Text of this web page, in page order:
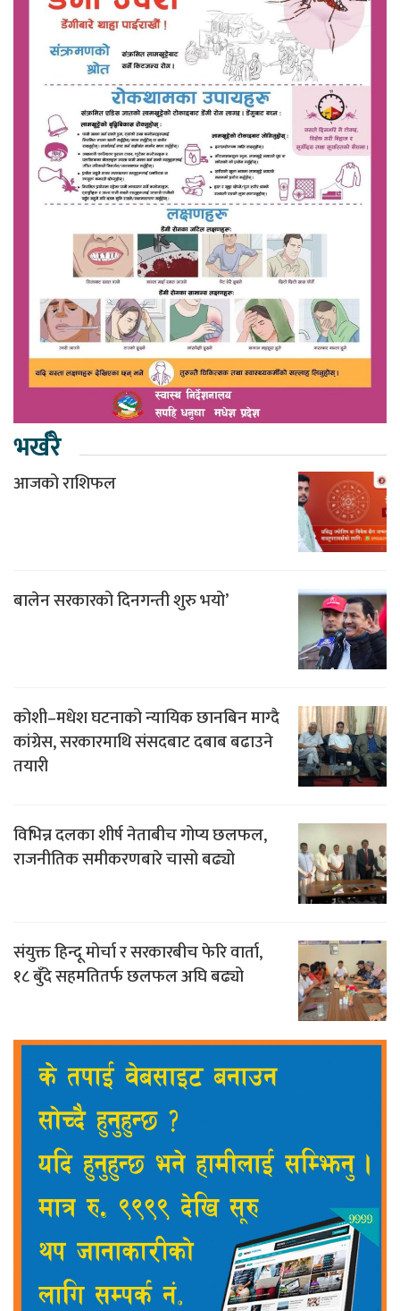
भर्खरै
आजको राशिफल
बालेन सरकारको दिनगन्ती शुरु भयो’
कोशी–मधेश घटनाको न्यायिक छानबिन माग्दै
कांग्रेस, सरकारमाथि संसदबाट दबाब बढाउने
तयारी
विभिन्न दलका शीर्ष नेताबीच गोप्य छलफल,
राजनीतिक समीकरणबारे चासो बढ्यो
संयुक्त हिन्दू मोर्चा र सरकारबीच फेरि वार्ता,
१८ बुँदे सहमतितर्फ छलफल अघि बढ्यो